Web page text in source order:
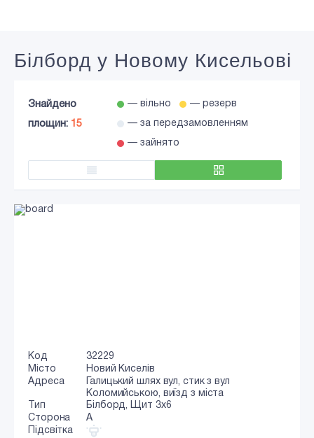
Білборд у Новому Кисельові
Знайдено
площин: 15
— вільно — резерв
— за передзамовленням
— зайнято
Код
32229
Місто
Новий Киселів
Адреса
Галицький шлях вул, стик з вул
Коломийською, виїзд з міста
Тип
Білборд, Щит 3x6
Сторона
A
Підсвітка